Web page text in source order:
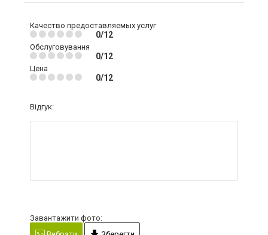
Качество предоставляемых услуг
0/12
Обслуговування
0/12
Цена
0/12
Відгук:
Завантажити фото: